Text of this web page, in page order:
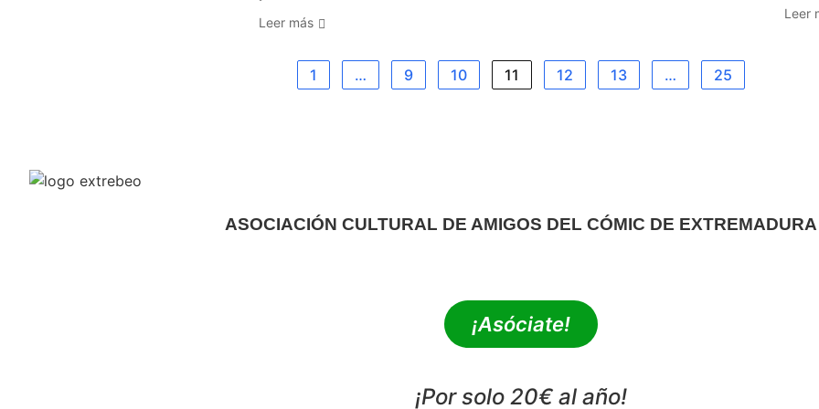
Leer más
Leer
1 … 9 10 11 12 13 … 25
ASOCIACIÓN CULTURAL DE AMIGOS DEL CÓMIC DE EXTREMADURA
¡Asóciate!
¡Por solo 20€ al año!